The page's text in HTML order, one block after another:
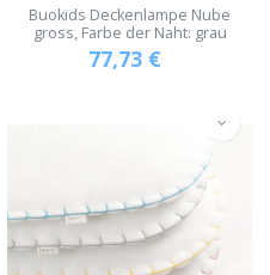
Buokids Deckenlampe Nube
gross, Farbe der Naht: grau
77,73 €